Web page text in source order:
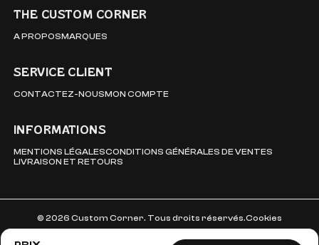
THE CUSTOM CORNER
A PROPOSMARQUES
SERVICE CLIENT
CONTACTEZ-NOUSMON COMPTE
INFORMATIONS
MENTIONS LÉGALESCONDITIONS GÉNÉRALES DE VENTES
LIVRAISON ET RETOURS
© 2026 Custom Corner. Tous droits réservés.Cookies